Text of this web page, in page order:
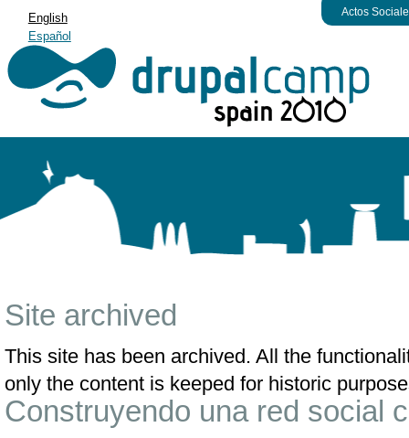
Actos
Site archived
This site has been archived. All the
only the content is keeped for historic
Construyendo una red social
English
Español